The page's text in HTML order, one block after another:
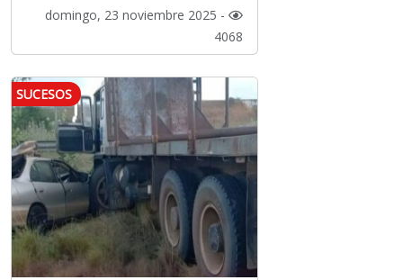
domingo, 23 noviembre 2025 -
4068
SUCESOS